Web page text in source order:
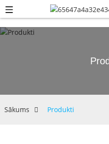
Sākums Produkti